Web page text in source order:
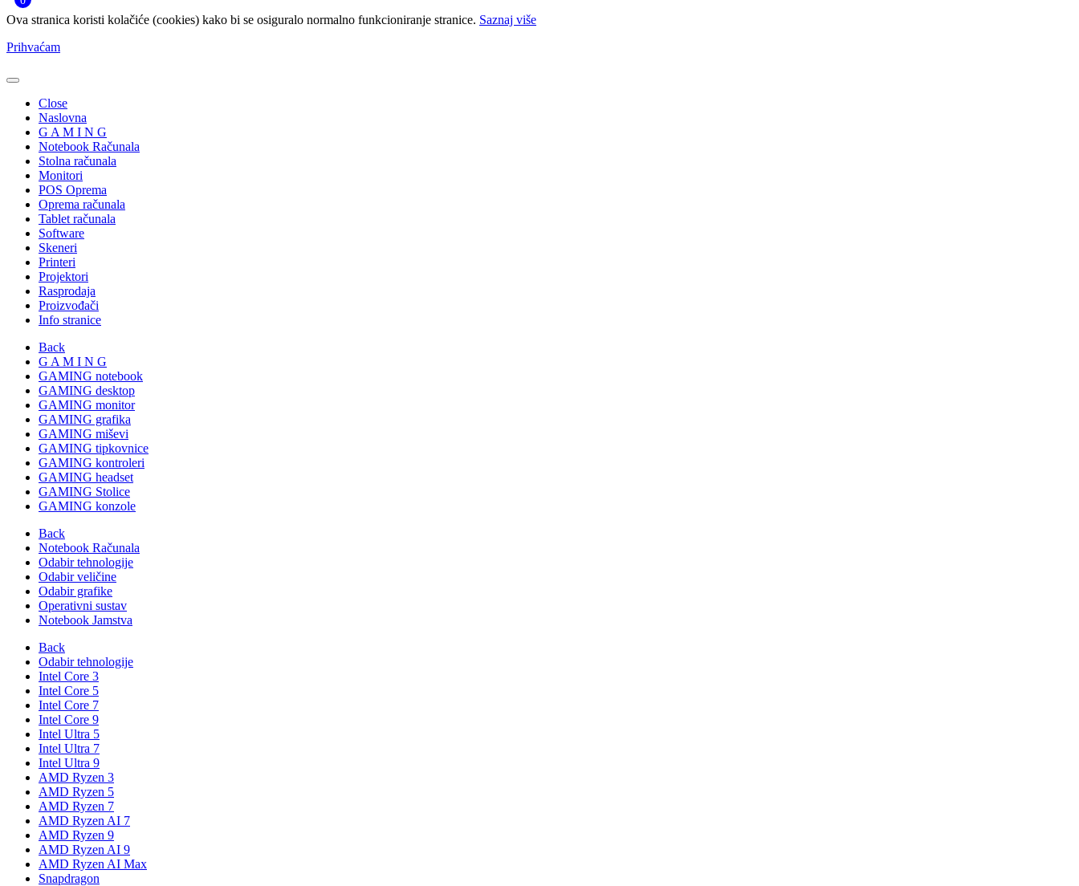
Ova stranica koristi kolačiće (cookies) kako bi se osiguralo normalno funkcioniranje stranice. Saznaj više
Prihvaćam
Close
Naslovna
G A M I N G
Notebook Računala
Stolna računala
Monitori
POS Oprema
Oprema računala
Tablet računala
Software
Skeneri
Printeri
Projektori
Rasprodaja
Proizvođači
Info stranice
Back
G A M I N G
GAMING notebook
GAMING desktop
GAMING monitor
GAMING grafika
GAMING miševi
GAMING tipkovnice
GAMING kontroleri
GAMING headset
GAMING Stolice
GAMING konzole
Back
Notebook Računala
Odabir tehnologije
Odabir veličine
Odabir grafike
Operativni sustav
Notebook Jamstva
Back
Odabir tehnologije
Intel Core 3
Intel Core 5
Intel Core 7
Intel Core 9
Intel Ultra 5
Intel Ultra 7
Intel Ultra 9
AMD Ryzen 3
AMD Ryzen 5
AMD Ryzen 7
AMD Ryzen AI 7
AMD Ryzen 9
AMD Ryzen AI 9
AMD Ryzen AI Max
Snapdragon